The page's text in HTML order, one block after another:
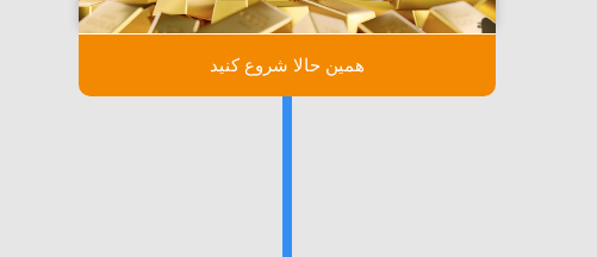
همین حالا شروع کنید